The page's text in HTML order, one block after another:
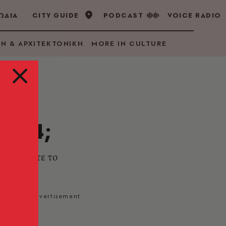
CITY GUIDE PODCAST VOICE RADIO
& ΑΡΧΙΤΕΚΤΟΝΙΚΗ MORE IN CULTURE
Δείτε το